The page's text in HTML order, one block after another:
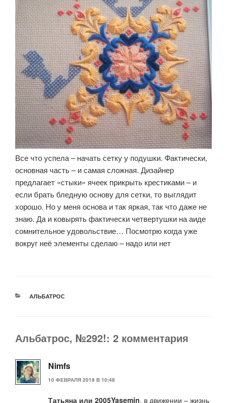
Все что успела – начать сетку у подушки. Фактически,
основная часть – и самая сложная. Дизайнер
предлагает «стыки» ячеек прикрыть крестиками – и
если брать бледную основу для сетки, то выглядит
хорошо. Но у меня основа и так яркая, так что даже не
знаю. Да и ковырять фактически четвертушки на аиде
сомнительное удовольствие… Посмотрю когда уже
вокруг неё элементы сделаю – надо или нет
РУБРИКИ
АЛЬБАТРОС
Альбатрос, №292!: 2 комментария
Nimfs
10 ФЕВРАЛЯ 2018 В 10:48
Татьяна или 2005Yasemin, в движении – жизнь